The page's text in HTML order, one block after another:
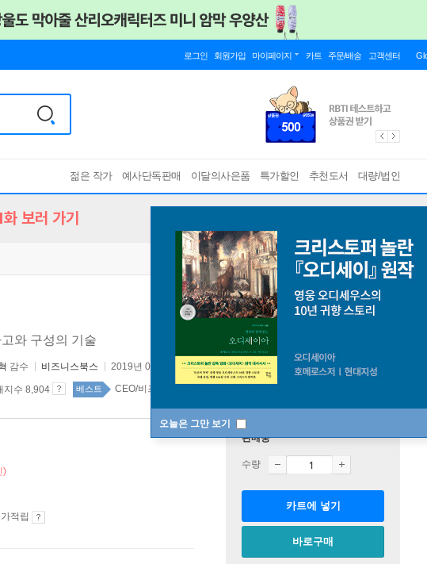
로그인 회원가입 마이페이지 카트 주문/배송 고객센터
젊은 작가 예사단독판매 이달의사은품 특가할인 추천도서 대량/법인
오늘은 그만 보기
보러 가기
와 구성의 기술
감수 비즈니스북스 2019년 07월 29일 원서 :ロジカル.シンキング
지수 8,904 베스트 CEO/비즈니스맨 28위
)
적립
판매중
수량
카트에 넣기
바로구매